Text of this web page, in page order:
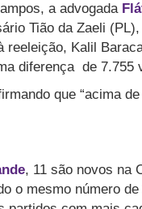
a advogada
Tião da Zaeli
reeleição, Kalil
diferença de 7.755
que “acima
, 11 são novos na
o mesmo número